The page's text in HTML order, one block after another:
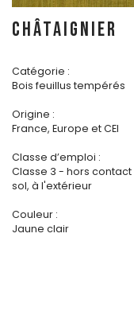
CHÂTAIGNIER
Catégorie :
Bois feuillus tempérés
Origine :
France, Europe et CEI
Classe d’emploi :
Classe 3 - hors contact
sol, à l'extérieur
Couleur :
Jaune clair